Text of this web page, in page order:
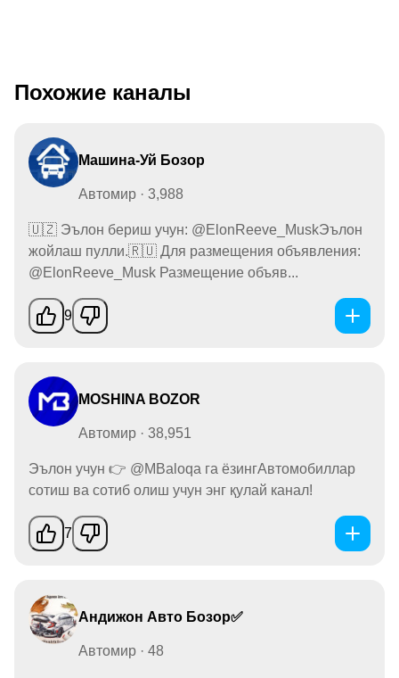
Похожие каналы
Машина-Уй Бозор
Автомир · 3,988
🇺🇿 Эълон бериш учун: @ElonReeve_MuskЭълон
жойлаш пулли.🇷🇺 Для размещения объявления:
@ElonReeve_Musk Размещение объяв...
9
MOSHINA BOZOR
Автомир · 38,951
Эълон учун 👉 @MBaloqa га ёзингАвтомобиллар
сотиш ва сотиб олиш учун энг қулай канал!
7
Андижон Авто Бозор✅
Автомир · 48